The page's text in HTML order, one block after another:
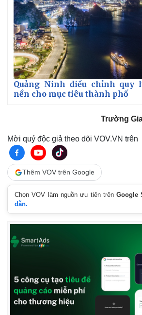
Quảng Ninh điều chỉnh quy
nền cho mục tiêu thành phố
Trường
Mời quý độc giả theo dõi VOV.VN trên
Thêm VOV trên Google
Chọn VOV làm nguồn ưu tiên trênGoogle
dẫn.